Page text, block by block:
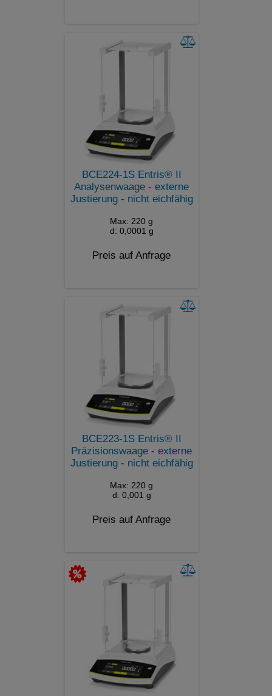
BCE224-1S Entris® II
Analysenwaage - externe
Justierung - nicht eichfähig
Max: 220 g
d: 0,0001 g
Preis auf Anfrage
BCE223-1S Entris® II
Präzisionswaage - externe
Justierung - nicht eichfähig
Max: 220 g
d: 0,001 g
Preis auf Anfrage